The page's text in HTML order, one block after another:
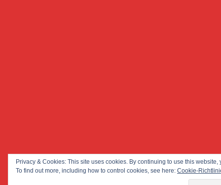
Privacy & Cookies: This site uses cookies. By continuing to use this website,
To find out more, including how to control cookies, see here: Cookie-